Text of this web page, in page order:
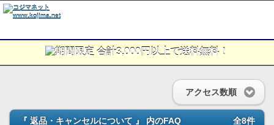
アクセス数順
『 返品・キャンセルについて 』 内のFAQ 全8件